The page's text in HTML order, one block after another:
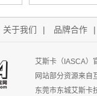
关于我们 | 品牌合作
艾斯卡（IASCA）
网站部分资源来自
东莞市东城艾斯卡